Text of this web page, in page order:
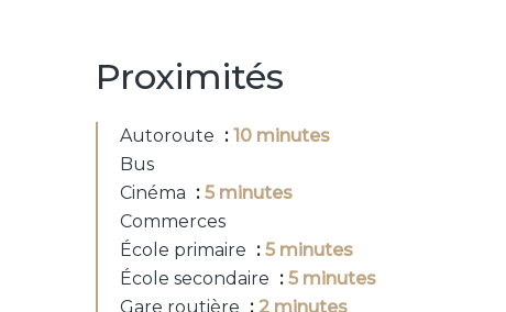
Proximités
Autoroute
10 minutes
Bus
Cinéma
5 minutes
Commerces
École primaire
5 minutes
École secondaire
5 minutes
Gare routière
2 minutes